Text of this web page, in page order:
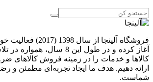
فروشگاه آلینجا از سال
آغاز کرده و در طول این 8 سال،
کالاها و خدمات را در زمینه فروش کالاهای
ارائه دهیم. هدف ما ایجاد تجربه‌ای مطمئن و
شماست.